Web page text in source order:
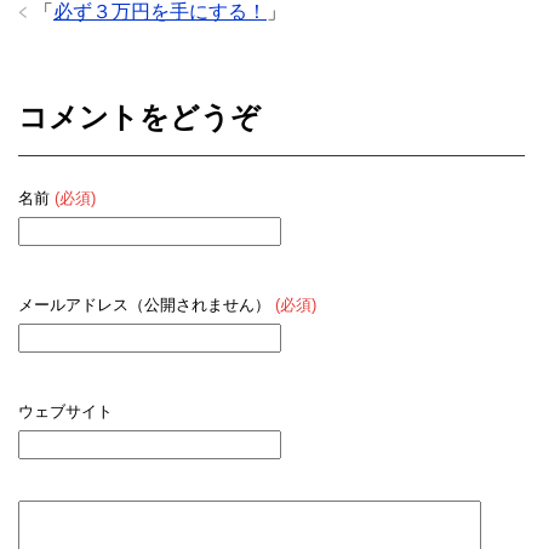
「 必ず３万円を手にする！ 」
コメントをどうぞ
名前 (必須)
メールアドレス（公開されません） (必須)
ウェブサイト